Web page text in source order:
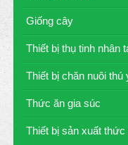
Giống cây
Thiết bị thụ tinh nhân
Thiết bị chăn nuôi thú
Thức ăn gia súc
Thiết bị sản xuất thức